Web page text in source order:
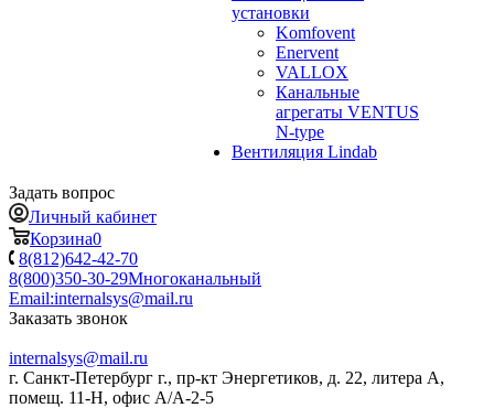
установки
Komfovent
Enervent
VALLOX
Канальные
агрегаты VENTUS
N-type
Вентиляция Lindab
Задать вопрос
Личный кабинет
Корзина0
8(812)642-42-70
8(800)350-30-29Многоканальный
Email:internalsys@mail.ru
Заказать звонок
internalsys@mail.ru
г. Санкт-Петербург г., пр-кт Энергетиков, д. 22, литера А,
помещ. 11-Н, офис А/А-2-5